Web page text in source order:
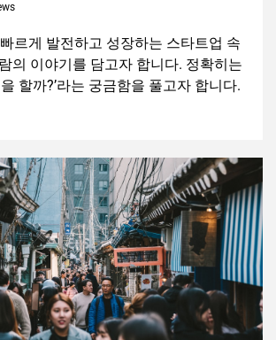
빠르게 발전하고 성장하는 스타트업 속
의 이야기를 담고자 합니다. 정확히는
할까?’라는 궁금함을 풀고자 합니다.